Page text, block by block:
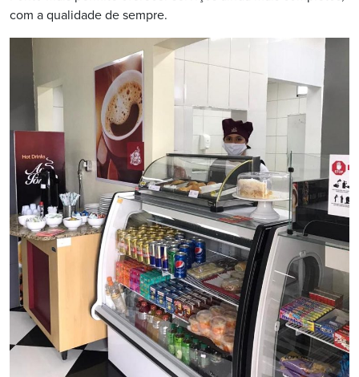
com a qualidade de sempre.